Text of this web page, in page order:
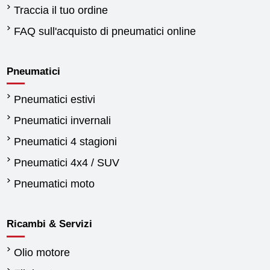
Traccia il tuo ordine
FAQ sull'acquisto di pneumatici online
Pneumatici
Pneumatici estivi
Pneumatici invernali
Pneumatici 4 stagioni
Pneumatici 4x4 / SUV
Pneumatici moto
Ricambi & Servizi
Olio motore